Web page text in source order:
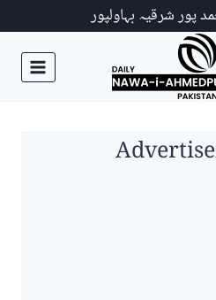
پور شرقیہ بہاولپور